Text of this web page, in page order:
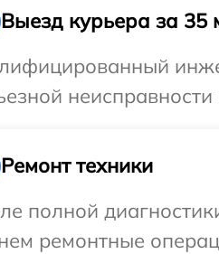
Выезд курьера за 35
Ремонт техники
полной
ремонтные